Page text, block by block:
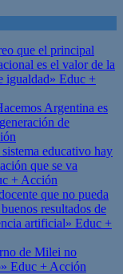
que el principal
es el valor de la
igualdad» Educ +
Argentina es
de
educativo hay
que se va
+ Acción
que no pueda
resultados de
artificial» Educ +
de Milei no
Educ + Acción